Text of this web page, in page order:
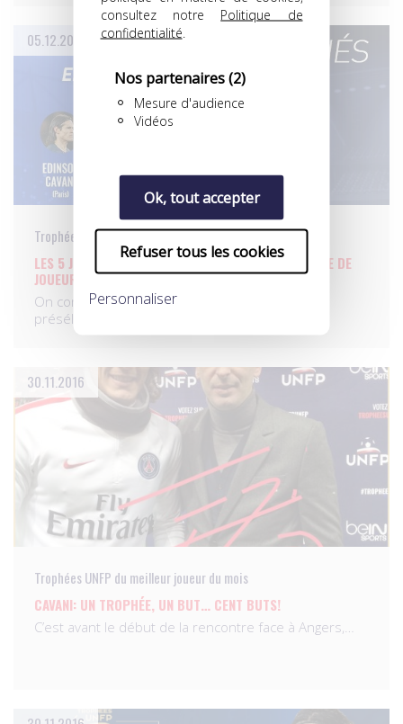
consultez notre Politique de
confidentialité
Nos partenaires(2)
Mesure d'audience
Vidéos
Ok, tout accepter
Refuser tous les cookies
Personnaliser
05.12.2016
Trophées UNFP du meilleur joueur du mois
LES 5 JOUEURS PRÉSÉLECTIONNÉS POUR LE TROPHÉE DE
JOUEUR DU MOIS DE NOVEMBRE !
On connaît désormais les cinq joueurs
présélectionnés pour le Trophée…
30.11.2016
Trophées UNFP du meilleur joueur du mois
CAVANI: UN TROPHÉE, UN BUT… CENT BUTS!
C’est avant le début de la rencontre face à Angers,…